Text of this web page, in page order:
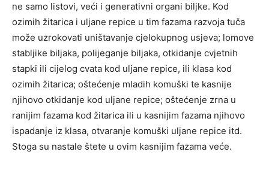
ne samo listovi, veći i generativni organi biljke. Kod
ozimih žitarica i uljane repice u tim fazama razvoja tuča
može uzrokovati uništavanje cjelokupnog usjeva; lomove
stabljike biljaka, polijeganje biljaka, otkidanje cvjetnih
stapki ili cijelog cvata kod uljane repice, ili klasa kod
ozimih žitarica; oštećenje mladih komuški te kasnije
njihovo otkidanje kod uljane repice; oštećenje zrna u
ranijim fazama kod žitarica ili u kasnijim fazama njihovo
ispadanje iz klasa, otvaranje komuški uljane repice itd.
Stoga su nastale štete u ovim kasnijim fazama veće.